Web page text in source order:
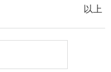
以上